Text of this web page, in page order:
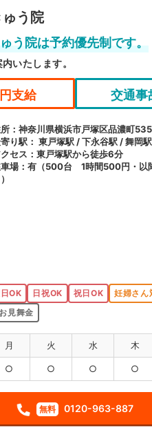
う院
う院は予約優先制です。
いたします。
円支給 交通事
：神奈川県横浜市戸塚区品濃町
り駅： 東戸塚駅 / 下永谷駅 / 舞岡駅
セス：東戸塚駅から徒歩6分
場：有（500台 1時間500円・以
OK 日祝OK 祝日OK 妊婦さん
お見舞金
月 火 水 木
○ ○ ○ ○
無料 0120-963-887